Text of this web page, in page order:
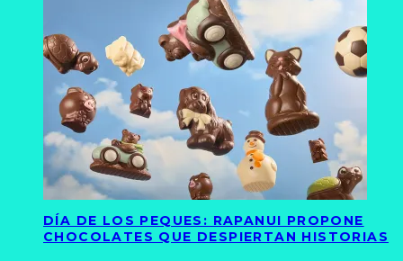
DÍA DE LOS PEQUES: RAPANUI PROPONE
CHOCOLATES QUE DESPIERTAN HISTORIAS